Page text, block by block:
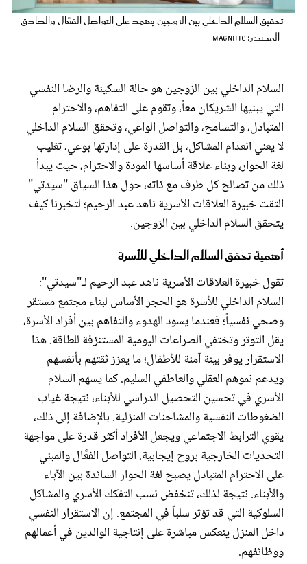
تحقيق السلام الداخلي بين الزوجين يعتمد على التواصل الفعَّال والصادق
-المصدر: magnific
السلام الداخلي بين الزوجين هو حالة السكينة والرضا النفسي
التي يبنيها الشريكان معاً، وتقوم على التفاهم، والاحترام
المتبادل، والتسامح، والتواصل الواعي، وتحقق السلام الداخلي
لا يعني انعدام المشاكل، بل القدرة على إدارتها بوعي، تغليب
لغة الحوار، وبناء علاقة أساسها المودة والاحترام، حيث يبدأ
ذلك من تصالح كل طرف مع ذاته، حول هذا السياق "سيدتي"
التقت خبيرة العلاقات الأسرية ناهد عبد الرحيم؛ لتخبرنا كيف
يتحقق السلام الداخلي بين الزوجين.
أهمية تحقق السلام الداخلي للأسرة
تقول خبيرة العلاقات الأسرية ناهد عبد الرحيم لـ"سيدتي":
السلام الداخلي للأسرة هو الحجر الأساس لبناء مجتمع مستقر
وصحي نفسياً؛ فعندما يسود الهدوء والتفاهم بين أفراد الأسرة،
يقل التوتر وتختفي الصراعات اليومية المستنزفة للطاقة. هذا
الاستقرار يوفر بيئة آمنة للأطفال؛ ما يعزز ثقتهم بأنفسهم
ويدعم نموهم العقلي والعاطفي السليم. كما يسهم السلام
الأسري في تحسين التحصيل الدراسي للأبناء، نتيجة غياب
الضغوطات النفسية والمشاحنات المنزلية. بالإضافة إلى ذلك،
يقوي الترابط الاجتماعي ويجعل الأفراد أكثر قدرة على مواجهة
التحديات الخارجية بروح إيجابية. التواصل الفعَّال والمبني
على الاحترام المتبادل يصبح لغة الحوار السائدة بين الآباء
والأبناء. نتيجة لذلك، تنخفض نسب التفكك الأسري والمشاكل
السلوكية التي قد تؤثر سلباً في المجتمع. إن الاستقرار النفسي
داخل المنزل ينعكس مباشرة على إنتاجية الوالدين في أعمالهم
ووظائفهم.
مجلة سيدتي
غلاف رفمي